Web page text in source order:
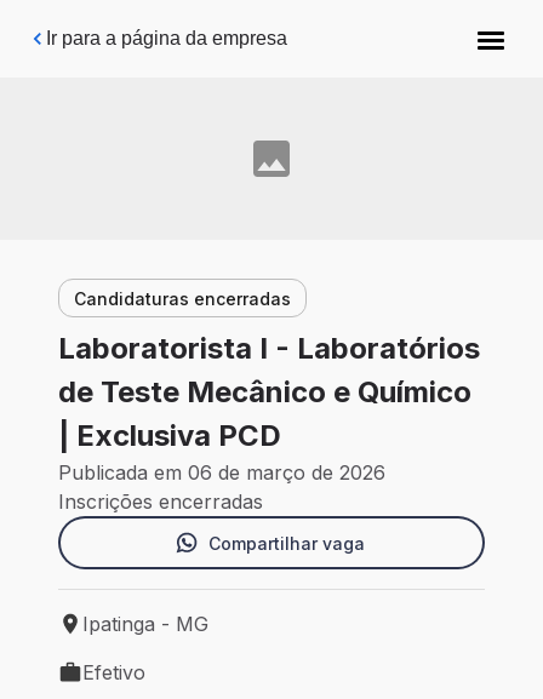
Pular para o conteúdo principal
Ir para a página da empresa
Candidaturas encerradas
Laboratorista I - Laboratórios
de Teste Mecânico e Químico
| Exclusiva PCD
Publicada em 06 de março de 2026
Inscrições encerradas
Compartilhar vaga
Local de trabalho: Ipatinga - MG
Ipatinga - MG
Tipo de vaga: Efetivo
Efetivo